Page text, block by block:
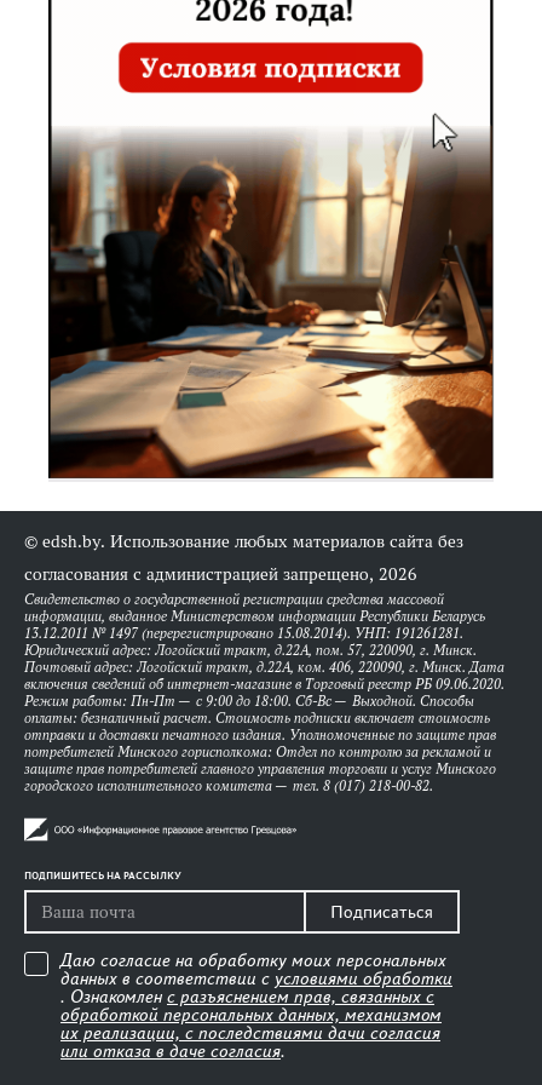
Республики
спорта и туризма
Республики
Беларусь
200-43-
95
Министерство
транспорта и
коммуникаций
Республики
Беларусь
Александрович Наталья Николаевна,
заместитель Министра
Министерство
защиты
Республики
Беларусь
Старовойтов Игорь Григорьевич
заместитель Министра
8 (017)
309-93-
00
Министерство
финансов
Республики
Беларусь
Селиверстов Юрий Михайлович
Министр
8 (017)
Республики
Беларусь
энергетики
Республики
Беларусь
Каранкевич Виктор Михайлович
Министр
07
Министерство
юстиции
Республики
Беларусь
Старовойтов Николай Михайлович,
заместитель Министра
8 (017)
200-70-
92
Государственный
военно-
промышленный
Республики
Пантус Дмитрий Александрович,
Председатель
8 (017)
280-91-
Государственный
имуществу
Республики
Беларусь
Государственный
комитет по науке и
технологиям
Республики
Беларусь
Шлычков Сергей Владимирович,
Председатель
© edsh.by. Использование любых материалов сайта без
согласования с администрацией запрещено, 2026
Свидетельство о государственной регистрации средства массовой
информации, выданное Министерством информации Республики Беларусь
13.12.2011 № 1497 (перерегистрировано 15.08.2014). УНП: 191261281.
Юридический адрес: Логойский тракт, д.22А, пом. 57, 220090, г. Минск.
Почтовый адрес: Логойский тракт, д.22А, ком. 406, 220090, г. Минск. Дата
включения сведений об интернет-магазине в Торговый реестр РБ 09.06.2020.
Режим работы: Пн-Пт — с 9:00 до 18:00. Сб-Вс — Выходной. Способы
оплаты: безналичный расчет. Стоимость подписки включает стоимость
отправки и доставки печатного издания. Уполномоченные по защите прав
потребителей Минского горисполкома: Отдел по контролю за рекламой и
защите прав потребителей главного управления торговли и услуг Минского
городского исполнительного комитета — тел. 8 (017) 218-00-82.
ПОДПИШИТЕСЬ НА РАССЫЛКУ
Подписаться
Даю согласие на обработку моих персональных
данных в соответствии с условиями обработки
. Ознакомлен с разъяснением прав, связанных с
обработкой персональных данных, механизмом
их реализации, с последствиями дачи согласия
или отказа в даче согласия.